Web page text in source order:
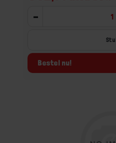
-
Bestel nu!